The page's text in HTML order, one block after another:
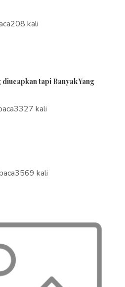
kali
tapi Banyak Yang
kali
kali